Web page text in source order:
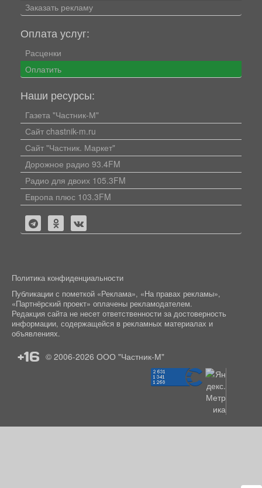
Заказать рекламу
Оплата услуг:
Расценки
Оплатить
Наши ресурсы:
Газета "Частник-М"
Сайт chastnik-m.ru
Сайт "Частник. Маркет"
Дорожное радио 93.4FM
Радио для двоих 105.3FM
Европа плюс 103.3FM
Политика конфиденциальности
Публикации с пометкой «Реклама», «На правах рекламы»,
«Партнёрский проект» оплачены рекламодателем.
Редакция сайта не несет ответственности за достоверность
информации, содержащейся в рекламных материалах и
объявлениях.
+16 © 2006-2026 ООО "Частник-М"